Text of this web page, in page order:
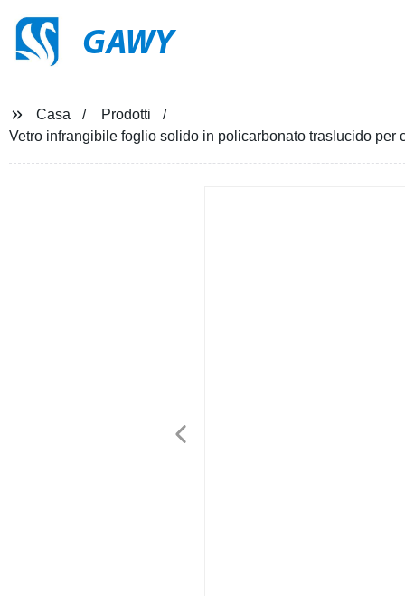
GAWY
Casa
Prodotti
Vetro infrangibile foglio solido in policarbonato traslucido